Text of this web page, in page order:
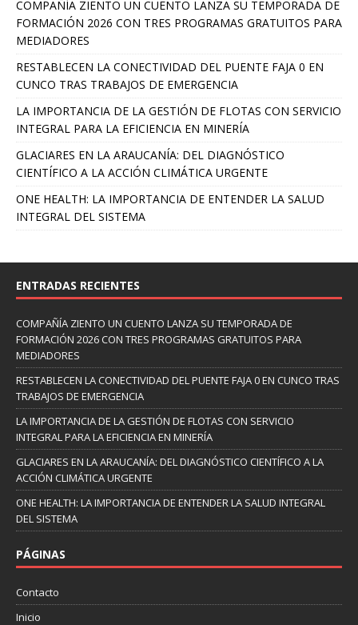
COMPAÑÍA ZIENTO UN CUENTO LANZA SU TEMPORADA DE
FORMACIÓN 2026 CON TRES PROGRAMAS GRATUITOS PARA
MEDIADORES
RESTABLECEN LA CONECTIVIDAD DEL PUENTE FAJA 0 EN
CUNCO TRAS TRABAJOS DE EMERGENCIA
LA IMPORTANCIA DE LA GESTIÓN DE FLOTAS CON SERVICIO
INTEGRAL PARA LA EFICIENCIA EN MINERÍA
GLACIARES EN LA ARAUCANÍA: DEL DIAGNÓSTICO
CIENTÍFICO A LA ACCIÓN CLIMÁTICA URGENTE
ONE HEALTH: LA IMPORTANCIA DE ENTENDER LA SALUD
INTEGRAL DEL SISTEMA
ENTRADAS RECIENTES
COMPAÑÍA ZIENTO UN CUENTO LANZA SU TEMPORADA DE
FORMACIÓN 2026 CON TRES PROGRAMAS GRATUITOS PARA
MEDIADORES
RESTABLECEN LA CONECTIVIDAD DEL PUENTE FAJA 0 EN CUNCO TRAS
TRABAJOS DE EMERGENCIA
LA IMPORTANCIA DE LA GESTIÓN DE FLOTAS CON SERVICIO
INTEGRAL PARA LA EFICIENCIA EN MINERÍA
GLACIARES EN LA ARAUCANÍA: DEL DIAGNÓSTICO CIENTÍFICO A LA
ACCIÓN CLIMÁTICA URGENTE
ONE HEALTH: LA IMPORTANCIA DE ENTENDER LA SALUD INTEGRAL
DEL SISTEMA
PÁGINAS
Contacto
Inicio